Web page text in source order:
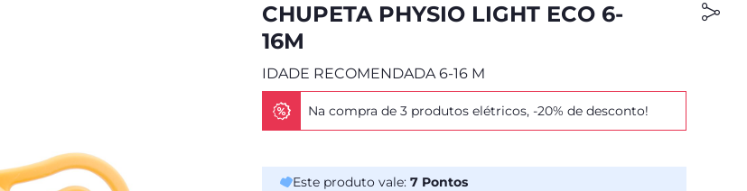
CHUPETA PHYSIO LIGHT ECO 6-
16M
IDADE RECOMENDADA 6-16 M
Na compra de 3 produtos elétricos, -20% de desconto!
Este produto vale: 7 Pontos